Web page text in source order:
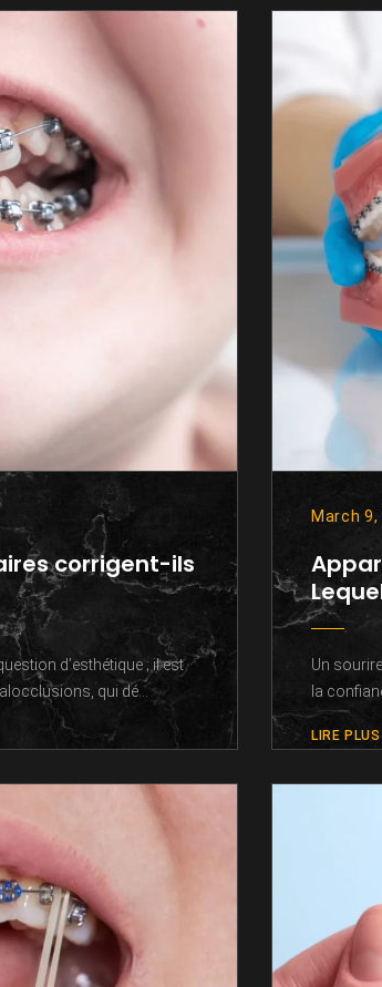
corrigent-ils
d’esthétique ; il est
qui dé...
March 9,
Un
la
LIRE PLUS